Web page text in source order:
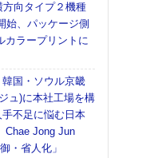
向タイプ２機種
始、パッケージ側
カラープリントに
韓国・ソウル京畿
ュ)に本社工場を構
不足に悩む日本
Chae Jong Jun
・省人化」